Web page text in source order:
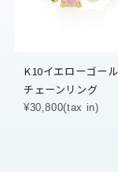
K10イエローゴー
チェーンリング
¥30,800(tax in)